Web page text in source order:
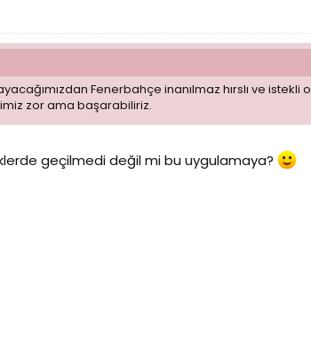
Fenerbahçe inanılmaz hırslı ve
zor ama başarabiliriz.
geçilmedi değil mi bu uygulamaya?